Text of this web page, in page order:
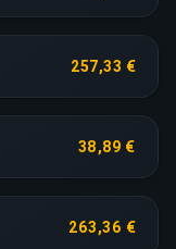
257,33 €
38,89 €
263,36 €